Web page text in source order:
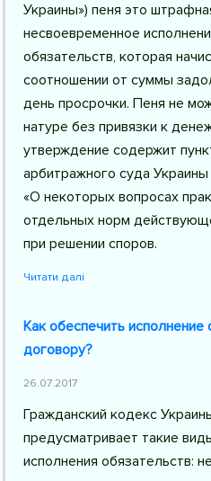
Украины») пеня это
несвоевременное
обязательств, которая
соотношении от суммы
день просрочки. Пеня не
натуре без привязки к
утверждение содержит
арбитражного суда
«О некоторых вопросах
отдельных норм
при решении споров.
Читати далі
Как обеспечить исполнение
договору?
26.07.2017
Гражданский кодекс
предусматривает такие
исполнения обязательств: